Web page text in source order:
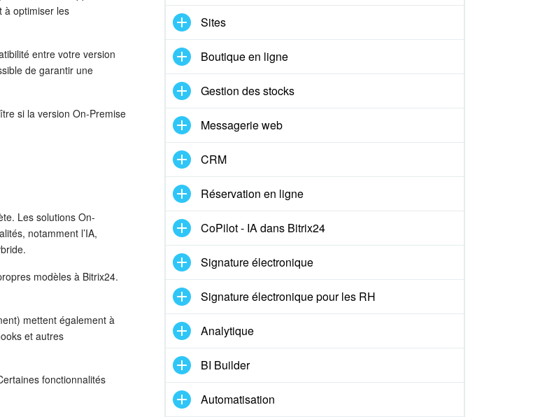
à optimiser les
entre votre version
de garantir une
si la version On-Premise
Les solutions On-
notamment l’IA,
modèles à Bitrix24.
mettent également à
et autres
fonctionnalités
Sites
Boutique en ligne
Gestion des stocks
Messagerie web
CRM
Réservation en ligne
CoPilot - IA dans Bitrix24
Signature électronique
Signature électronique pour les RH
Analytique
BI Builder
Automatisation